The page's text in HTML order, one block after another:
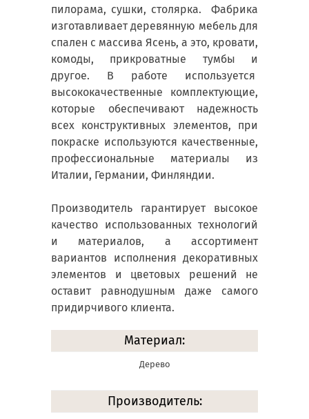
пилорама, сушки, столярка. Фабрика
изготавливает деревянную мебель для
спален с массива Ясень, а это, кровати,
комоды, прикроватные тумбы и
другое. В работе используется
высококачественные комплектующие,
которые обеспечивают надежность
всех конструктивных элементов, при
покраске используются качественные,
профессиональные материалы из
Италии, Германии, Финляндии.
Производитель гарантирует высокое
качество использованных технологий
и материалов, а ассортимент
вариантов исполнения декоративных
элементов и цветовых решений не
оставит равнодушным даже самого
придирчивого клиента.
Материал:
Дерево
Производитель: